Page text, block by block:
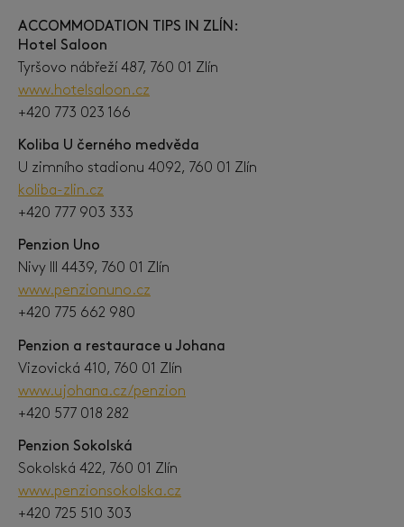
ACCOMMODATION TIPS IN ZLÍN:
Hotel Saloon
Tyršovo nábřeží 487, 760 01 Zlín
www.hotelsaloon.cz
+420 773 023 166
Koliba U černého medvěda
U zimního stadionu 4092, 760 01 Zlín
koliba-zlin.cz
+420 777 903 333
Penzion Uno
Nivy III 4439, 760 01 Zlín
www.penzionuno.cz
+420 775 662 980
Penzion a restaurace u Johana
Vizovická 410, 760 01 Zlín
www.ujohana.cz/penzion
+420 577 018 282
Penzion Sokolská
Sokolská 422, 760 01 Zlín
www.penzionsokolska.cz
+420 725 510 303